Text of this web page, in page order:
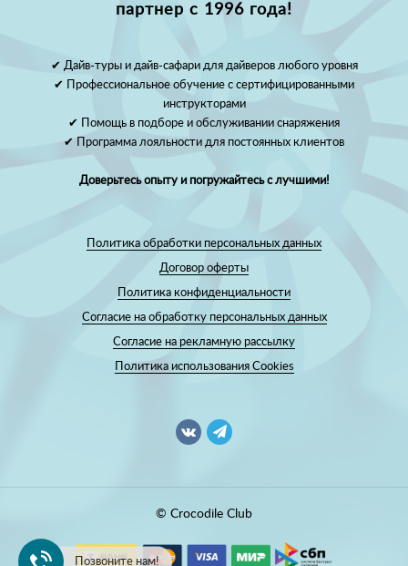
партнер с 1996 года!
✔ Дайв-туры и дайв-сафари для дайверов любого уровня
✔ Профессиональное обучение с сертифицированными
инструкторами
✔ Помощь в подборе и обслуживании снаряжения
✔ Программа лояльности для постоянных клиентов
Доверьтесь опыту и погружайтесь с лучшими!
Политика обработки персональных данных
Договор оферты
Политика конфиденциальности
Согласие на обработку персональных данных
Согласие на рекламную рассылку
Политика использования Cookies
© Crocodile Club
Позвоните нам!